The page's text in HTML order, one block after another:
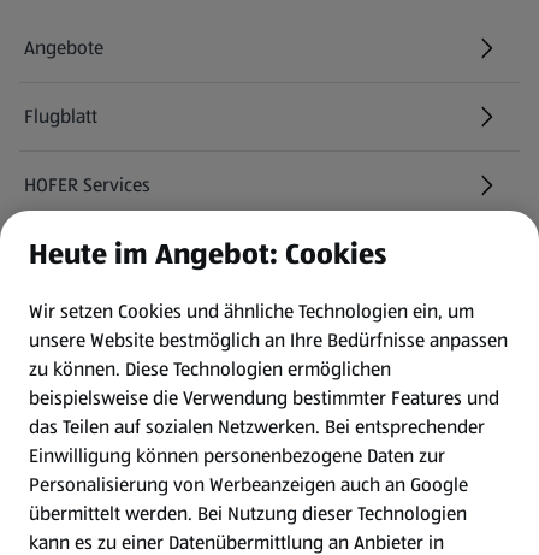
Angebote
Flugblatt
HOFER Services
Newsletter
WhatsApp
Gewinnspiele
Mein HOFER. Meine Einkäufe.
Meine Meinung. Mein HOFER.
Heute im Angebot: Cookies
Wir setzen Cookies und ähnliche Technologien ein, um
unsere Website bestmöglich an Ihre Bedürfnisse anpassen
zu können. Diese Technologien ermöglichen
beispielsweise die Verwendung bestimmter Features und
das Teilen auf sozialen Netzwerken. Bei entsprechender
Einwilligung können personenbezogene Daten zur
Personalisierung von Werbeanzeigen auch an Google
übermittelt werden. Bei Nutzung dieser Technologien
kann es zu einer Datenübermittlung an Anbieter in